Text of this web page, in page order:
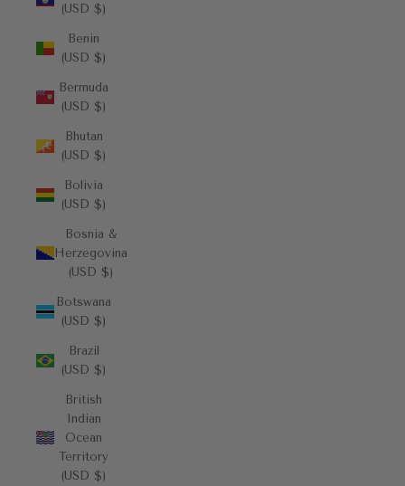
(USD $)
Benin
(USD $)
Bermuda
(USD $)
Bhutan
(USD $)
Bolivia
(USD $)
Bosnia &
Herzegovina
(USD $)
Botswana
(USD $)
Brazil
(USD $)
British
Indian
Ocean
Territory
(USD $)